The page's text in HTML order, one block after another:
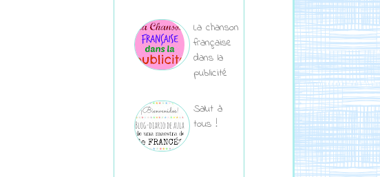
La chanson
française
dans la
publicité
Salut à
tous !